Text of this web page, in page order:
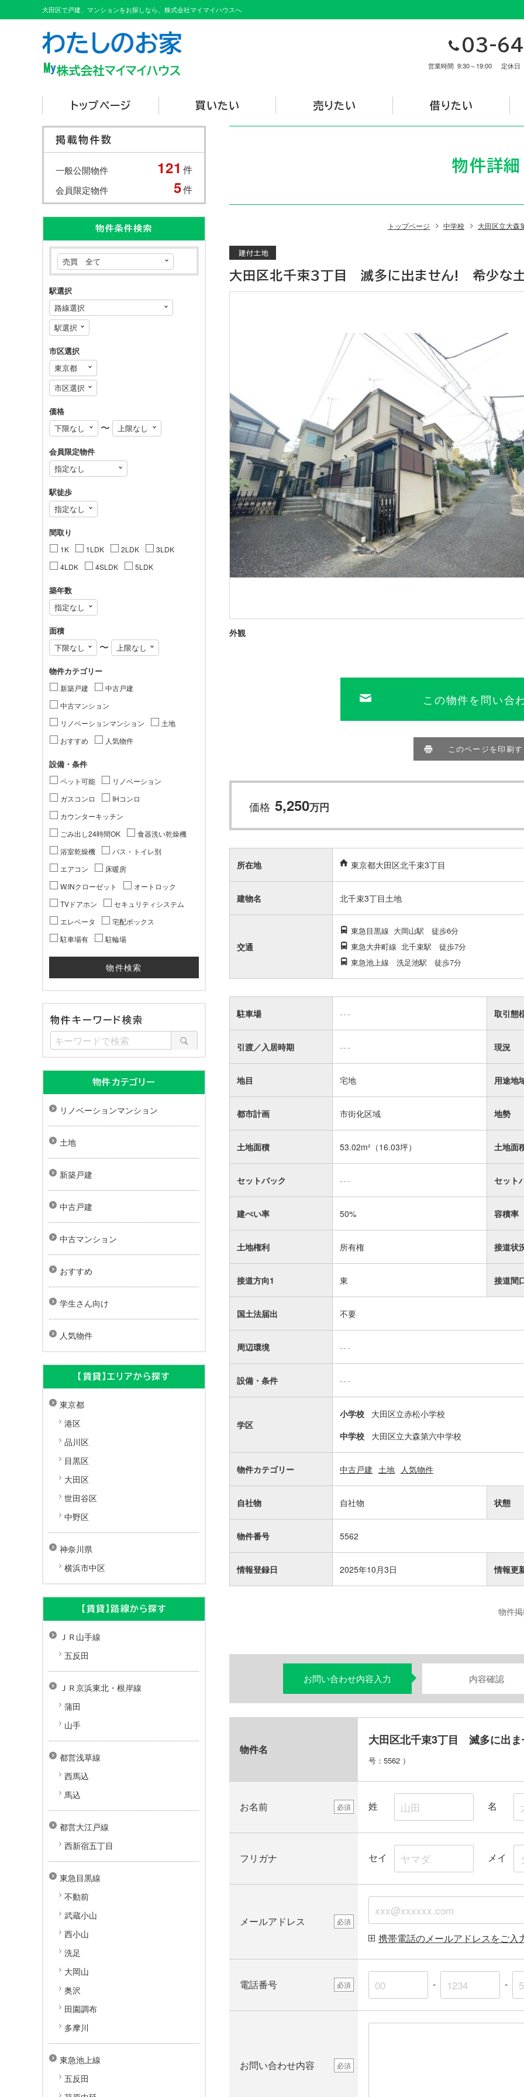
大田区で戸建、マンションをお探しなら、株式会社マイマイハウスへ
03-
営業時間 9:30～19:00 定休日
トップページ 買いたい 売りたい 借りたい
物件詳細
トップページ 中学校 大田区立大森
建付土地
大田区北千束3丁目 滅多に出ません! 希少な土
外観
この物件を問い合
このページを印刷す
価格 5,250万円
所在地 東京都大田区北千束3丁目
建物名 北千束3丁目土地
交通
東急目黒線 大岡山駅
徒歩6分
東急大井町線 北千束駅
徒歩7分
東急池上線 洗足池駅 徒歩7分
駐車場 --- 取引態
引渡／入居時期 --- 現況
地目 宅地 用途地
都市計画 市街化区域 地勢
土地面積 53.02m² （16.03坪） 土地面
セットバック --- セット
建ぺい率 50% 容積率
土地権利 所有権 接道状
接道方向1 東 接道間
国土法届出 不要
周辺環境 ---
設備・条件 ---
学区
小学校
大田区立赤松小学校
中学校
大田区立大森第六中学校
物件カテゴリー 中古戸建 土地 人気物件
自社物 自社物 状態
物件番号 5562
情報登録日 2025年10月3日 情報更
物件
お問い合わせ内容入力 内容確認
物件名
大田区北千束3丁目 滅多に出
号：5562 ）
お名前 必須 姓 名
フリガナ セイ メイ
メールアドレス 必須
携帯電話のメールアドレスをご入
電話番号 必須 - -
お問い合わせ内容 必須
掲載物件数
一般公開物件 121 件
会員限定物件 5件
物件条件検索
駅選択
市区選択
価格
〜
会員限定物件
駅徒歩
間取り
1K 1LDK 2LDK
3LDK
4LDK
4SLDK 5LDK
築年数
面積
〜
物件カテゴリー
新築戸建
中古戸建
中古マンション
リノベーションマンション
土地
おすすめ
人気物件
設備・条件
ペット可能
リノベーション
ガスコンロ
IHコンロ
カウンターキッチン
ごみ出し24時間OK
食器洗い乾燥機
浴室乾燥機
バス・トイレ別
エアコン
床暖房
W.INクローゼット
オートロック
TVドアホン
セキュリティシステム
エレベータ
宅配ボックス
駐車場有
駐輪場
物件キーワード検索
物件カテゴリー
リノベーションマンション
土地
新築戸建
中古戸建
中古マンション
おすすめ
学生さん向け
人気物件
【賃貸】エリアから探す
東京都
港区
品川区
目黒区
大田区
世田谷区
中野区
神奈川県
横浜市中区
【賃貸】路線から探す
ＪＲ山手線
五反田
ＪＲ京浜東北・根岸線
蒲田
山手
都営浅草線
西馬込
馬込
都営大江戸線
西新宿五丁目
東急目黒線
不動前
武蔵小山
西小山
洗足
大岡山
奥沢
田園調布
多摩川
東急池上線
五反田